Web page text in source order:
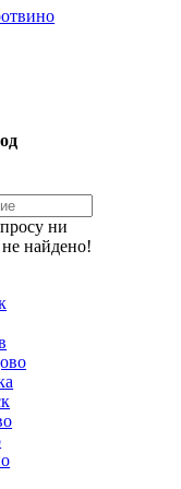
ни
найдено!